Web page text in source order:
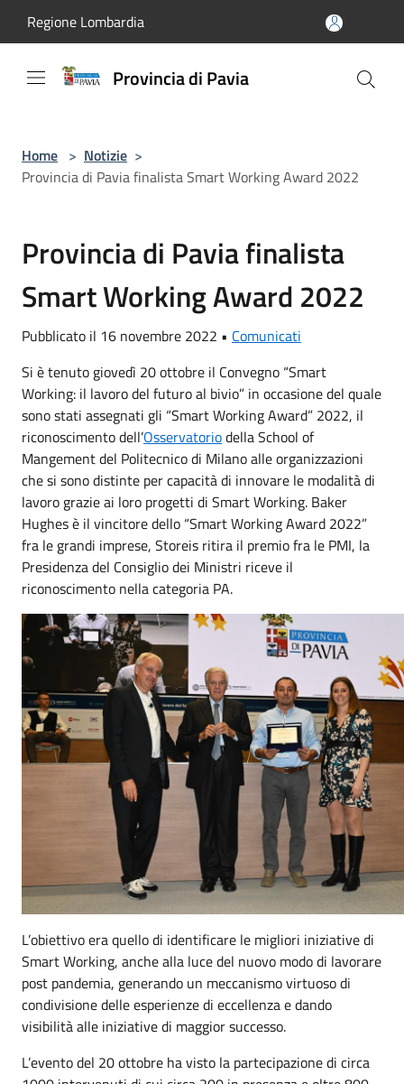
Regione Lombardia
Provincia di Pavia
Home > Notizie >
Provincia di Pavia finalista Smart Working Award 2022
Provincia di Pavia finalista
Smart Working Award 2022
Pubblicato il 16 novembre 2022 • Comunicati
Si è tenuto giovedì 20 ottobre il Convegno “Smart
Working: il lavoro del futuro al bivio” in occasione del quale
sono stati assegnati gli “Smart Working Award” 2022, il
riconoscimento dell’Osservatoriodella School of
Mangement del Politecnico di Milano alle organizzazioni
che si sono distinte per capacità di innovare le modalità di
lavoro grazie ai loro progetti di Smart Working. Baker
Hughes è il vincitore dello “Smart Working Award 2022”
fra le grandi imprese, Storeis ritira il premio fra le PMI, la
Presidenza del Consiglio dei Ministri riceve il
riconoscimento nella categoria PA.
L’obiettivo era quello di identificare le migliori iniziative di
Smart Working, anche alla luce del nuovo modo di lavorare
post pandemia, generando un meccanismo virtuoso di
condivisione delle esperienze di eccellenza e dando
visibilità alle iniziative di maggior successo.
L’evento del 20 ottobre ha visto la partecipazione di circa